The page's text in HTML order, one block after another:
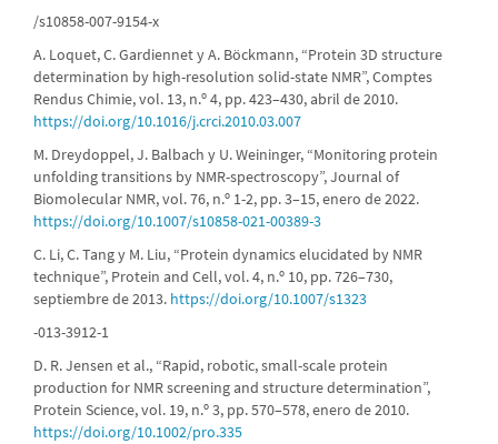
/s10858-007-9154-x
A. Loquet, C. Gardiennet y A. Böckmann, “Protein 3D structure
determination by high-resolution solid-state NMR”, Comptes
Rendus Chimie, vol. 13, n.º 4, pp. 423–430, abril de 2010.
https://doi.org/10.1016/j.crci.2010.03.007
M. Dreydoppel, J. Balbach y U. Weininger, “Monitoring protein
unfolding transitions by NMR-spectroscopy”, Journal of
Biomolecular NMR, vol. 76, n.º 1-2, pp. 3–15, enero de 2022.
https://doi.org/10.1007/s10858-021-00389-3
C. Li, C. Tang y M. Liu, “Protein dynamics elucidated by NMR
technique”, Protein and Cell, vol. 4, n.º 10, pp. 726–730,
septiembre de 2013. https://doi.org/10.1007/s1323
-013-3912-1
D. R. Jensen et al., “Rapid, robotic, small-scale protein
production for NMR screening and structure determination”,
Protein Science, vol. 19, n.º 3, pp. 570–578, enero de 2010.
https://doi.org/10.1002/pro.335